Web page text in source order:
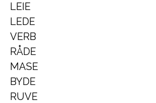
LEIE
LEDE
VERB
RÅDE
MASE
BYDE
RUVE